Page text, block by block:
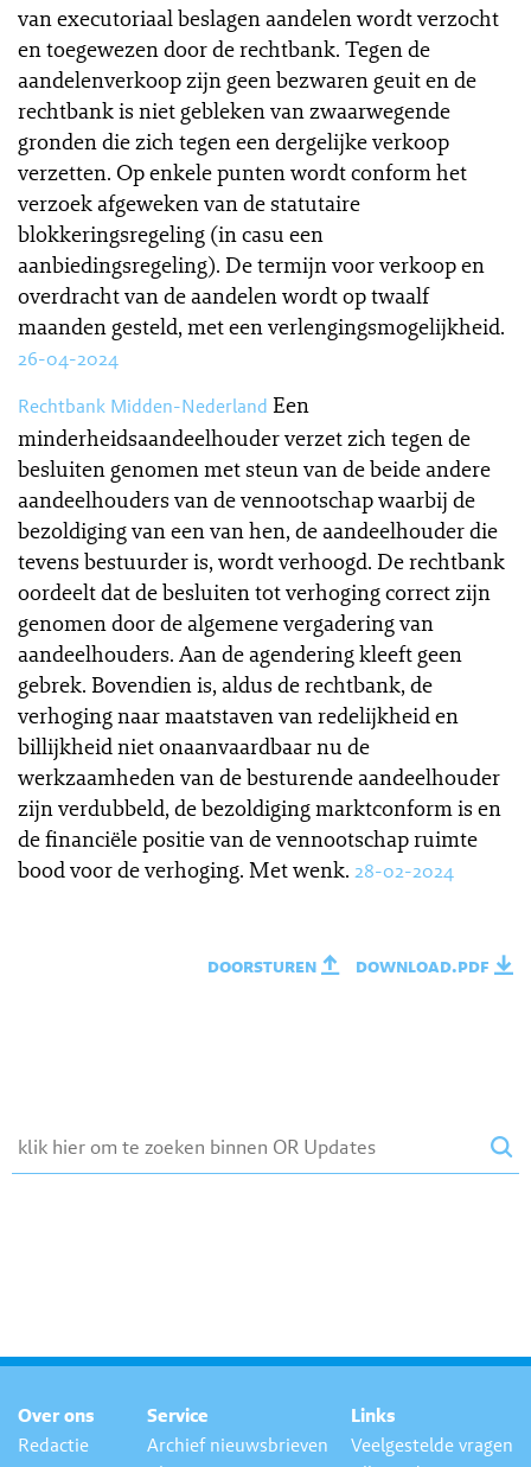
van executoriaal beslagen aandelen wordt verzocht
en toegewezen door de rechtbank. Tegen de
aandelenverkoop zijn geen bezwaren geuit en de
rechtbank is niet gebleken van zwaarwegende
gronden die zich tegen een dergelijke verkoop
verzetten. Op enkele punten wordt conform het
verzoek afgeweken van de statutaire
blokkeringsregeling (in casu een
aanbiedingsregeling). De termijn voor verkoop en
overdracht van de aandelen wordt op twaalf
maanden gesteld, met een verlengingsmogelijkheid.
26-04-2024
Rechtbank Midden-Nederland Een
minderheidsaandeelhouder verzet zich tegen de
besluiten genomen met steun van de beide andere
aandeelhouders van de vennootschap waarbij de
bezoldiging van een van hen, de aandeelhouder die
tevens bestuurder is, wordt verhoogd. De rechtbank
oordeelt dat de besluiten tot verhoging correct zijn
genomen door de algemene vergadering van
aandeelhouders. Aan de agendering kleeft geen
gebrek. Bovendien is, aldus de rechtbank, de
verhoging naar maatstaven van redelijkheid en
billijkheid niet onaanvaardbaar nu de
werkzaamheden van de besturende aandeelhouder
zijn verdubbeld, de bezoldiging marktconform is en
de financiële positie van de vennootschap ruimte
bood voor de verhoging. Met wenk. 28-02-2024
doorsturen download.pdf
Over ons
Redactie
Service
Archief nieuwsbrieven
Links
Veelgestelde vragen